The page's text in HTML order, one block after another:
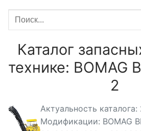
Каталог
технике: BOMAG
2
Актуальность каталога:
Модификации: BOMAG